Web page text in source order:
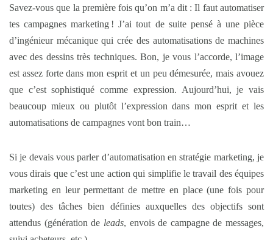
Savez-vous que la première fois qu’on m’a dit : Il faut automatiser
tes campagnes marketing ! J’ai tout de suite pensé à une pièce
d’ingénieur mécanique qui crée des automatisations de machines
avec des dessins très techniques. Bon, je vous l’accorde, l’image
est assez forte dans mon esprit et un peu démesurée, mais avouez
que c’est sophistiqué comme expression. Aujourd’hui, je vais
beaucoup mieux ou plutôt l’expression dans mon esprit et les
automatisations de campagnes vont bon train…
Si je devais vous parler d’automatisation en stratégie marketing, je
vous dirais que c’est une action qui simplifie le travail des équipes
marketing en leur permettant de mettre en place (une fois pour
toutes) des tâches bien définies auxquelles des objectifs sont
attendus (génération de leads, envois de campagne de messages,